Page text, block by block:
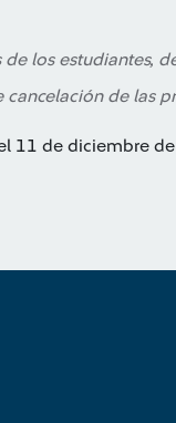
los estudiantes,
cancelación de las
11 de diciembre